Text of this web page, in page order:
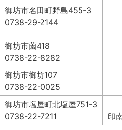
御坊市名田町野島455-3
0738-29-2144
御坊市薗418
0738-22-8282
御坊市御坊107
0738-22-0025
御坊市塩屋町北塩屋751-3
0738-22-7211
印